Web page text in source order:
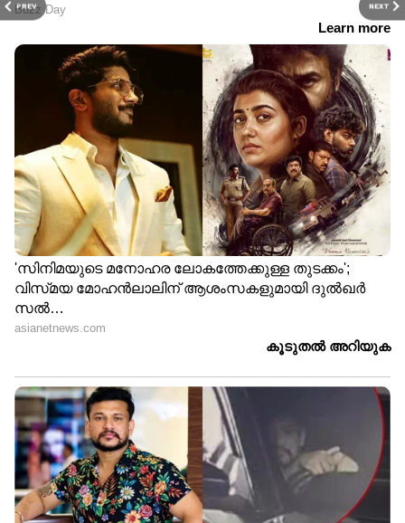
PREV NEXT